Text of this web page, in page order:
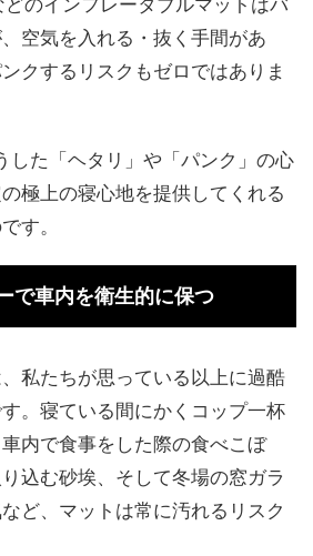
空気を入れる・抜く手間があ
クするリスクもゼロではありま
した「ヘタリ」や「パンク」の心
極上の寝心地を提供してくれる
す。
で車内を衛生的に保つ
私たちが思っている以上に過酷
。寝ている間にかくコップ一杯
内で食事をした際の食べこぼ
込む砂埃、そして冬場の窓ガラ
ど、マットは常に汚れるリスク